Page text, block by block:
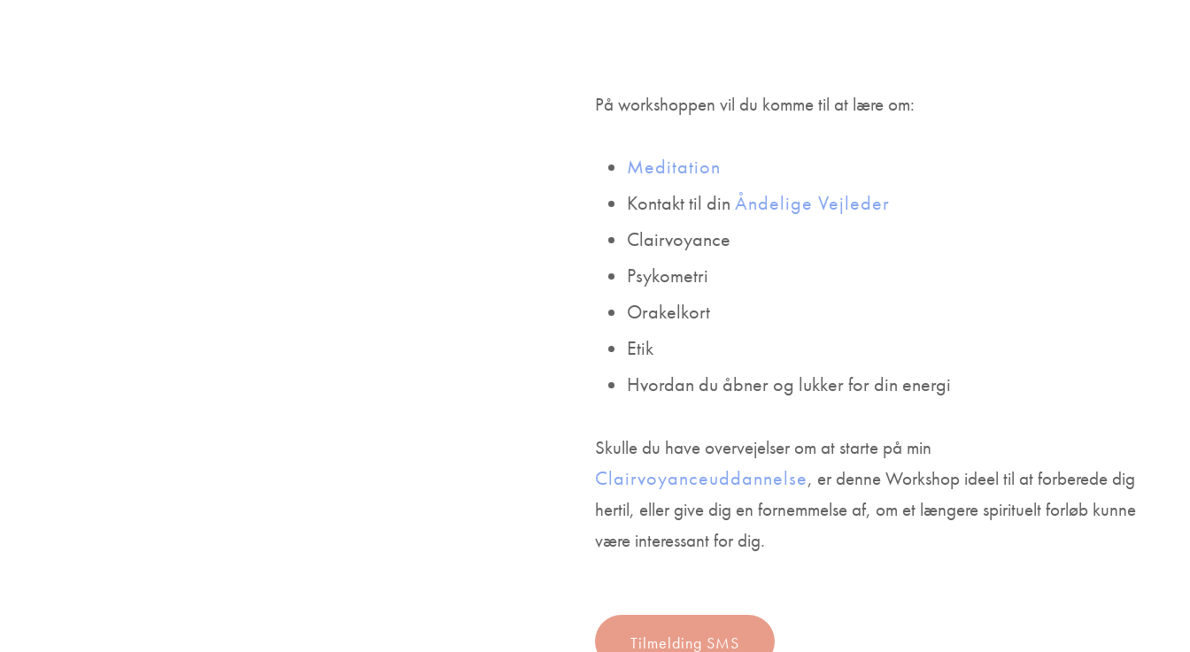
På workshoppen vil du komme til at lære om:
Meditation
Kontakt til din Åndelige Vejleder
Clairvoyance
Psykometri
Orakelkort
Etik
Hvordan du åbner og lukker for din energi
Skulle du have overvejelser om at starte på min
Clairvoyanceuddannelse, er denne Workshop ideel til at forberede dig
hertil, eller give dig en fornemmelse af, om et længere spirituelt forløb kunne
være interessant for dig.
Tilmelding SMS